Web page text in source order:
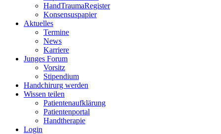
HandTraumaRegister
Konsensuspapier
Aktuelles
Termine
News
Karriere
Junges Forum
Vorsitz
Stipendium
Handchirurg werden
Wissen teilen
Patientenaufklärung
Patientenportal
Handtherapie
Login